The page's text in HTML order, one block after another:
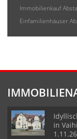
Immobilienkauf
Einfamilienhäuser
in
1.11.26